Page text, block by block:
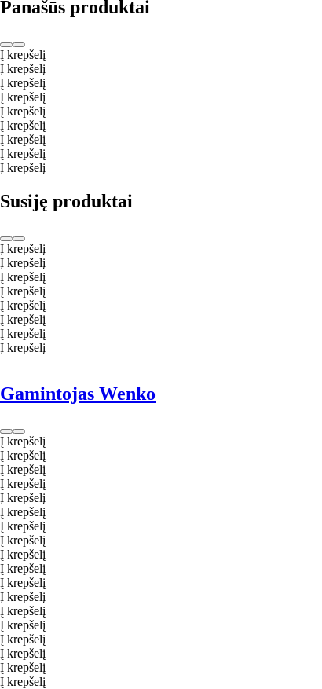
Panašūs produktai
Į krepšelį
Į krepšelį
Į krepšelį
Į krepšelį
Į krepšelį
Į krepšelį
Į krepšelį
Į krepšelį
Į krepšelį
Susiję produktai
Į krepšelį
Į krepšelį
Į krepšelį
Į krepšelį
Į krepšelį
Į krepšelį
Į krepšelį
Į krepšelį
Gamintojas Wenko
Į krepšelį
Į krepšelį
Į krepšelį
Į krepšelį
Į krepšelį
Į krepšelį
Į krepšelį
Į krepšelį
Į krepšelį
Į krepšelį
Į krepšelį
Į krepšelį
Į krepšelį
Į krepšelį
Į krepšelį
Į krepšelį
Į krepšelį
Į krepšelį